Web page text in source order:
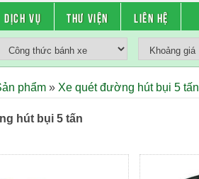
Dịch vụ Thư viện Liên hệ
phẩm » Xe quét đường hút bụi 5 tấn
hút bụi 5 tấn